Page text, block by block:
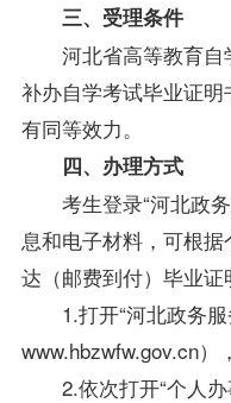
三、受理条件
河北省高等教育
补办自学考试毕业证明
有同等效力。
四、办理方式
考生登录“河北政
息和电子材料，可根
达（邮费到付）毕业证
1.打开“河北政务服
www.hbzwfw.gov.cn）
2.依次打开“个人